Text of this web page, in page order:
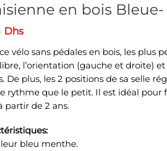
en bois
Dhs
vélo sans pédales en bois, les plus
l’orientation (gauche et droite)
De plus, les 2 positions de sa selle
rythme que le petit. Il est idéal pour
partir de 2 ans.
bleu menthe.